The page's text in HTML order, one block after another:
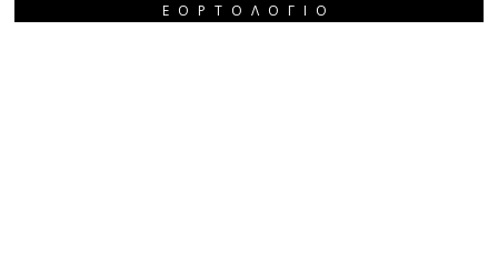
ΕΟΡΤΟΛΌΓΙΟ